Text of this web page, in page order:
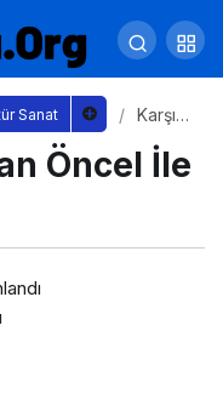
Sanat
Karşıy
Nazan
Öncel
Öncel İle
Destek Oldu